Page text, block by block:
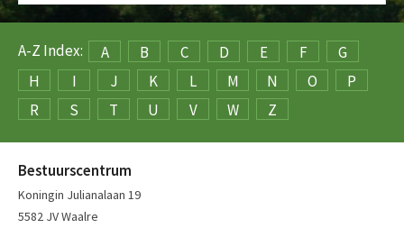
A-Z Index: A B C D E F
G
H
I J K L M N O
P
R
S T U V W Z
Bestuurscentrum
Koningin Julianalaan 19
5582 JV Waalre